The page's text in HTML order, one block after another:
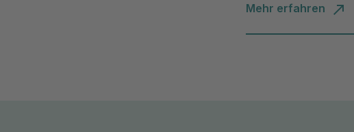
Orientierung.
Mehr erfahren